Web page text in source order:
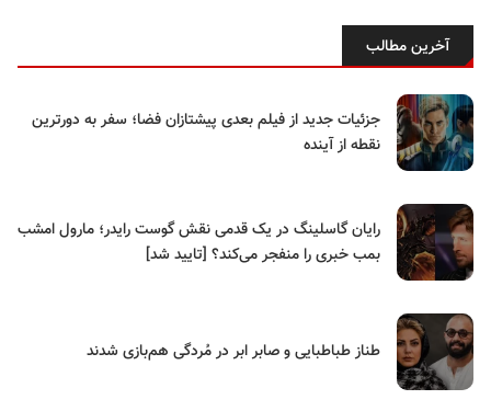
آخرین مطالب
جزئیات جدید از فیلم بعدی پیشتازان فضا؛ سفر به دورترین
نقطه از آینده
رایان گاسلینگ در یک قدمی نقش گوست رایدر؛ مارول امشب
بمب خبری را منفجر می‌کند؟ [تایید شد]
طناز طباطبایی و صابر ابر در مُردگی هم‌بازی شدند